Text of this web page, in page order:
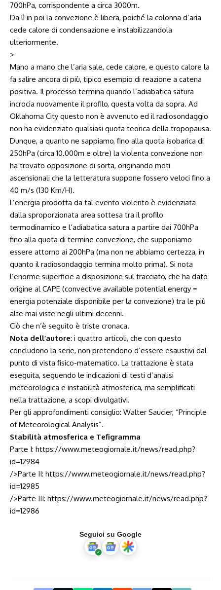
700hPa, corrispondente a circa 3000m.
Da lì in poi la convezione è libera, poiché la colonna d’aria
cede calore di condensazione e instabilizzandola
ulteriormente.
>
Mano a mano che l’aria sale, cede calore, e questo calore la
fa salire ancora di più, tipico esempio di reazione a catena
positiva. Il processo termina quando l’adiabatica satura
incrocia nuovamente il profilo, questa volta da sopra. Ad
Oklahoma City questo non è avvenuto ed il radiosondaggio
non ha evidenziato qualsiasi quota teorica della tropopausa.
Dunque, a quanto ne sappiamo, fino alla quota isobarica di
250hPa (circa 10.000m e oltre) la violenta convezione non
ha trovato opposizione di sorta, originando moti
ascensionali che la letteratura suppone fossero veloci fino a
40 m/s (130 Km/H).
L’energia prodotta da tal evento violento è evidenziata
dalla sproporzionata area sottesa tra il profilo
termodinamico e l’adiabatica satura a partire dai 700hPa
fino alla quota di termine convezione, che supponiamo
essere attorno ai 200hPa (ma non ne abbiamo certezza, in
quanto il radiosondaggio termina molto prima). Si nota
l’enorme superficie a disposizione sul tracciato, che ha dato
origine al CAPE (convective available potential energy =
energia potenziale disponibile per la convezione) tra le più
alte mai viste negli ultimi decenni.
Ciò che n’è seguito è triste cronaca.
Nota dell’autore: i quattro articoli, che con questo
concludono la serie, non pretendono d’essere esaustivi dal
punto di vista fisico-matematico. La trattazione è stata
eseguita, seguendo le indicazioni di testi d’analisi
meteorologica e instabilità atmosferica, ma semplificati
nella trattazione, a scopi divulgativi.
Per gli approfondimenti consiglio: Walter Saucier, “Principle
of Meteorological Analysis”.
Stabilità atmosferica e Tefigramma
Parte I: https://www.meteogiornale.it/news/read.php?
id=12984
/>Parte II: https://www.meteogiornale.it/news/read.php?
id=12985
/>Parte III: https://www.meteogiornale.it/news/read.php?
id=12986
Seguici su Google